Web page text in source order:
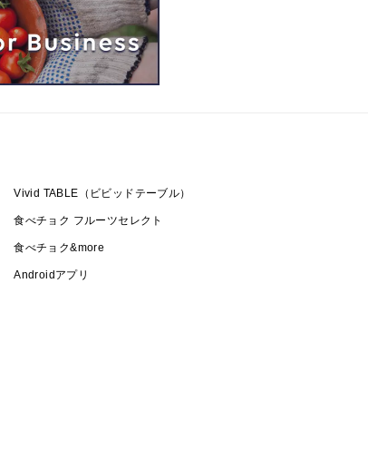
Vivid TABLE（ビビッドテーブル）
食べチョク フルーツセレクト
食べチョク&more
Androidアプリ